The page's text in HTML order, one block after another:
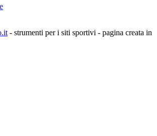
- strumenti per i siti sportivi - pagina creata in